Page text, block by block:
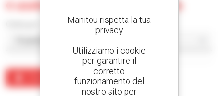
0 usate prodotti per la logistica
Crea un avviso
Manitou rispetta la tua
privacy
Utilizziamo i cookie
per garantire il
corretto
funzionamento del
nostro sito per